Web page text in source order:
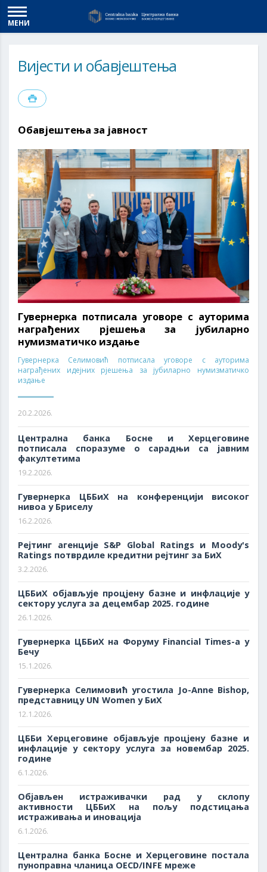
МЕНИ
Вијести и обавјештења
Обавјештења за јавност
Гувернерка потписала уговоре с ауторима
награђених рјешења за јубиларно
нумизматичко издање
Гувернерка Селимовић потписала уговоре с ауторима
награђених идејних рјешења за јубиларно нумизматичко
издање
20.2.2026.
Централна банка Босне и Херцеговине
потписала споразуме о сарадњи са јавним
факултетима
19.2.2026.
Гувернерка ЦББиХ на конференцији високог
нивоа у Бриселу
16.2.2026.
Рејтинг агенције S&P Global Ratings и Moody's
Ratings потврдиле кредитни рејтинг за БиХ
3.2.2026.
ЦББиХ објављује процјену базне и инфлације у
сектору услуга за децембар 2025. године
26.1.2026.
Гувернерка ЦББиХ на Форуму Financial Times-a у
Бечу
15.1.2026.
Гувернерка Селимовић угостила Jo-Anne Bishop,
представницу UN Women у БиХ
12.1.2026.
ЦББи Херцеговине објављује процјену базне и
инфлације у сектору услуга за новембар 2025.
године
6.1.2026.
Објављен истраживачки рад у склопу
активности ЦББиХ на пољу подстицања
истраживања и иновација
6.1.2026.
Централна банка Босне и Херцеговине постала
пуноправна чланица OECD/INFE мреже